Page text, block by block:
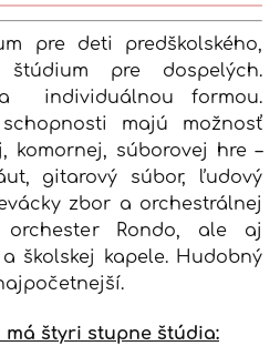
pre deti predškolského,
pre dospelých.
individuálnou formou.
majú možnosť
komornej, súborovej hre –
gitarový súbor, ľudový
zbor a orchestrálnej
orchester Rondo, ale aj
školskej kapele. Hudobný
štyri stupne štúdia: